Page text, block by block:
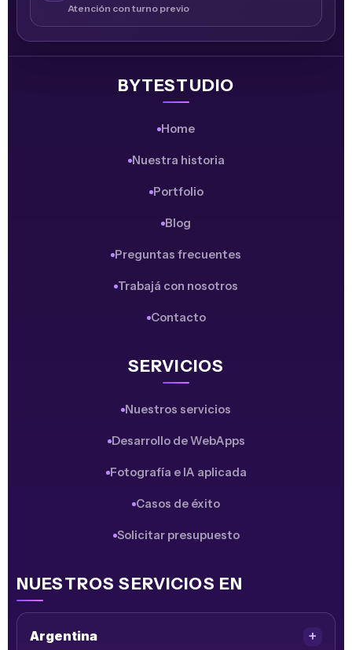
Atención con turno previo
BYTESTUDIO
Home
Nuestra historia
Portfolio
Blog
Preguntas frecuentes
Trabajá con nosotros
Contacto
SERVICIOS
Nuestros servicios
Desarrollo de WebApps
Fotografía e IA aplicada
Casos de éxito
Solicitar presupuesto
NUESTROS SERVICIOS EN
Argentina